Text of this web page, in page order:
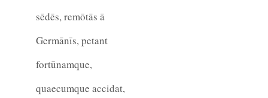
sēdēs, remōtās ā
Germānīs, petant
fortūnamque,
quaecumque accidat,